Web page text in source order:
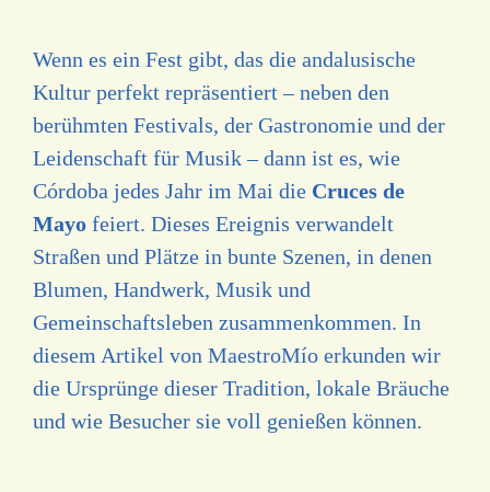
Wenn es ein Fest gibt, das die andalusische
Kultur perfekt repräsentiert – neben den
berühmten Festivals, der Gastronomie und der
Leidenschaft für Musik – dann ist es, wie
Córdoba jedes Jahr im Mai die Cruces de
Mayo feiert. Dieses Ereignis verwandelt
Straßen und Plätze in bunte Szenen, in denen
Blumen, Handwerk, Musik und
Gemeinschaftsleben zusammenkommen. In
diesem Artikel von MaestroMío erkunden wir
die Ursprünge dieser Tradition, lokale Bräuche
und wie Besucher sie voll genießen können.